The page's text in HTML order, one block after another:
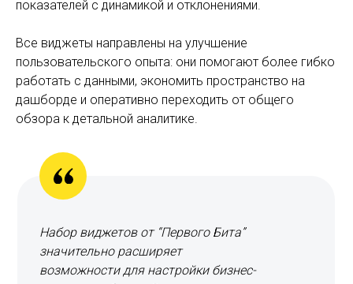
показателей с динамикой и отклонениями.
Все виджеты направлены на улучшение
пользовательского опыта: они помогают более гибко
работать с данными, экономить пространство на
дашборде и оперативно переходить от общего
обзора к детальной аналитике.
Набор виджетов от “Первого Бита”
значительно расширяет
возможности для настройки бизнес-